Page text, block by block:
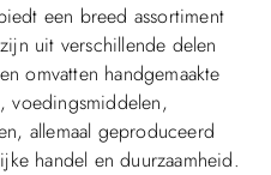
een breed assortiment
uit verschillende delen
omvatten handgemaakte
voedingsmiddelen,
allemaal geproduceerd
handel en duurzaamheid.